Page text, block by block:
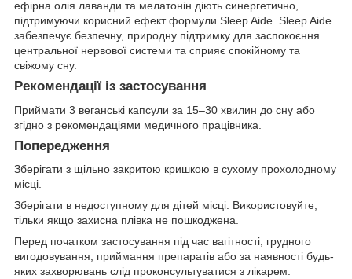
ефірна олія лаванди та мелатонін діють синергетично,
підтримуючи корисний ефект формули Sleep Aide. Sleep Aide
забезпечує безпечну, природну підтримку для заспокоєння
центральної нервової системи та сприяє спокійному та
свіжому сну.
Рекомендації із застосування
Приймати 3 веганські капсули за 15–30 хвилин до сну або
згідно з рекомендаціями медичного працівника.
Попередження
Зберігати з щільно закритою кришкою в сухому прохолодному
місці.
Зберігати в недоступному для дітей місці. Використовуйте,
тільки якщо захисна плівка не пошкоджена.
Перед початком застосування під час вагітності, грудного
вигодовування, приймання препаратів або за наявності будь-
яких захворювань слід проконсультуватися з лікарем.